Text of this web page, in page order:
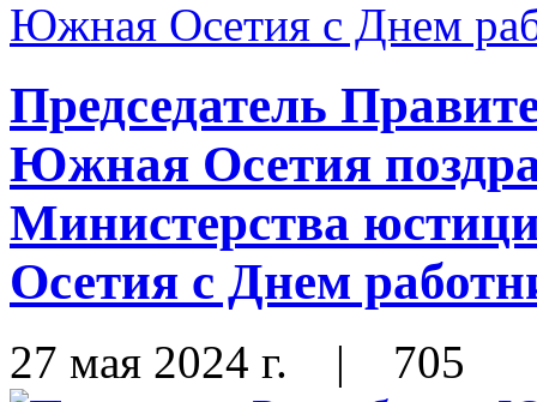
Председатель
Южная Осетия
Министерства
Осетия с Днем
27 мая 2024 г. | 705